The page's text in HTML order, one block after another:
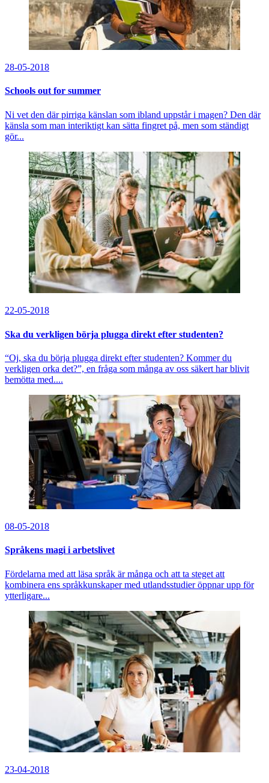
28-05-2018
Schools out for summer
Ni vet den där pirriga känslan som ibland uppstår i magen? Den där
känsla som man interiktigt kan sätta fingret på, men som ständigt
gör...
22-05-2018
Ska du verkligen börja plugga direkt efter studenten?
“Oj, ska du börja plugga direkt efter studenten? Kommer du
verkligen orka det?”, en fråga som många av oss säkert har blivit
bemötta med....
08-05-2018
Språkens magi i arbetslivet
Fördelarna med att läsa språk är många och att ta steget att
kombinera ens språkkunskaper med utlandsstudier öppnar upp för
ytterligare...
23-04-2018